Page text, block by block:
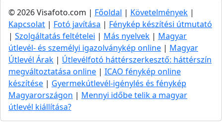
© 2026 Visafoto.com | Főoldal | Követelmények |
Kapcsolat | Fotó javítása | Fénykép készítési útmutató
| Szolgáltatás feltételei | Más nyelvek | Magyar
útlevél- és személyi igazolványkép online | Magyar
Útlevél Árak | Útlevélfotó háttérszerkesztő: háttérszín
megváltoztatása online | ICAO fénykép online
készítése | Gyermekútlevél-igénylés és fénykép
Magyarországon | Mennyi időbe telik a magyar
útlevél kiállítása?